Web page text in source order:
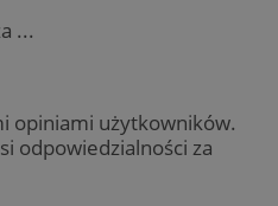
...
opiniami użytkowników.
odpowiedzialności za